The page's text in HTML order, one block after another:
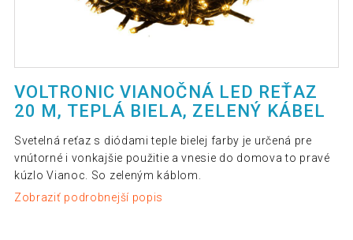
VOLTRONIC VIANOČNÁ LED REŤAZ
20 M, TEPLÁ BIELA, ZELENÝ KÁBEL
Svetelná reťaz s diódami teple bielej farby je určená pre
vnútorné i vonkajšie použitie a vnesie do domova to pravé
kúzlo Vianoc. So zeleným káblom.
Zobraziť podrobnejší popis